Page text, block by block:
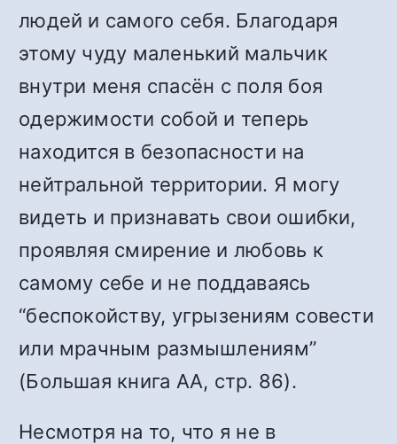
людей и самого себя. Благодаря
этому чуду маленький мальчик
внутри меня спасён с поля боя
одержимости собой и теперь
находится в безопасности на
нейтральной территории. Я могу
видеть и признавать свои ошибки,
проявляя смирение и любовь к
самому себе и не поддаваясь
“беспокойству, угрызениям совести
или мрачным размышлениям”
(Большая книга АА, стр. 86).
Несмотря на то, что я не в